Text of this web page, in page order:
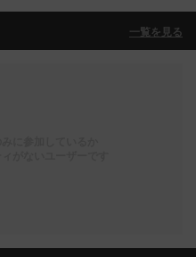
一覧を見る